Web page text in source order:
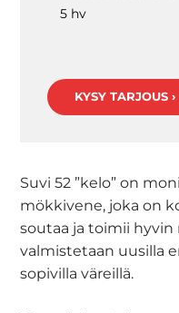
5 hv
KYSY TARJOUS ›
Suvi 52 ”kelo” on
mökkivene, joka on
soutaa ja toimii
valmistetaan uusilla
sopivilla väreillä.